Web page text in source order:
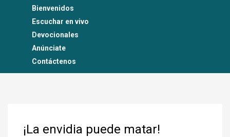
Bienvenidos
Escuchar en vivo
Devocionales
Anúnciate
Contáctenos
¡La envidia puede matar!